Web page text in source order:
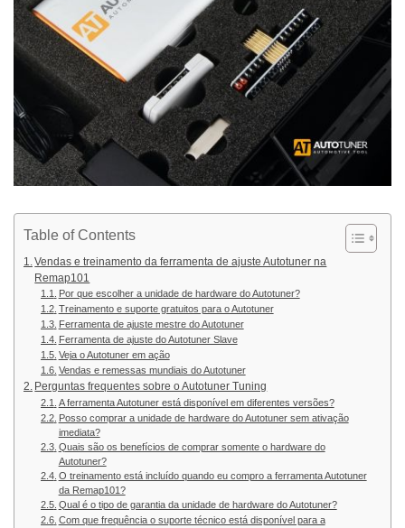
Table of Contents
Vendas e treinamento da ferramenta de ajuste Autotuner na
Remap101
Por que escolher a unidade de hardware do Autotuner?
Treinamento e suporte gratuitos para o Autotuner
Ferramenta de ajuste mestre do Autotuner
Ferramenta de ajuste do Autotuner Slave
Veja o Autotuner em ação
Vendas e remessas mundiais do Autotuner
Perguntas frequentes sobre o Autotuner Tuning
A ferramenta Autotuner está disponível em diferentes versões?
Posso comprar a unidade de hardware do Autotuner sem ativação
imediata?
Quais são os benefícios de comprar somente o hardware do
Autotuner?
O treinamento está incluído quando eu compro a ferramenta Autotuner
da Remap101?
Qual é o tipo de garantia da unidade de hardware do Autotuner?
Com que frequência o suporte técnico está disponível para a